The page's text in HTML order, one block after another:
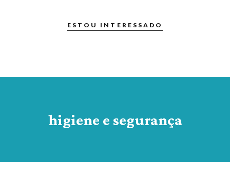
ESTOU INTERESSADO
higiene e segurança